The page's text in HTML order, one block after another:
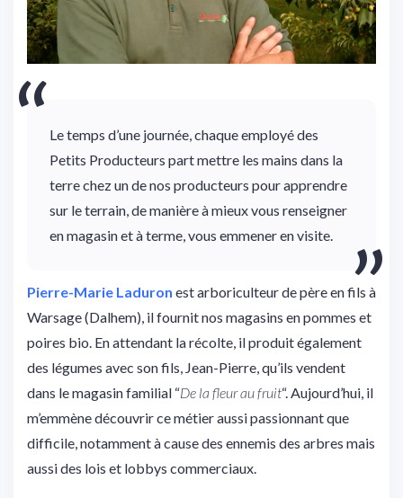
Le temps d’une journée, chaque employé des
Petits Producteurs part mettre les mains dans la
terre chez un de nos producteurs pour apprendre
sur le terrain, de manière à mieux vous renseigner
en magasin et à terme, vous emmener en visite.
Pierre-Marie Laduron est arboriculteur de père en fils à
Warsage (Dalhem), il fournit nos magasins en pommes et
poires bio. En attendant la récolte, il produit également
des légumes avec son fils, Jean-Pierre, qu’ils vendent
dans le magasin familial “De la fleur au fruit“. Aujourd’hui, il
m’emmène découvrir ce métier aussi passionnant que
difficile, notamment à cause des ennemis des arbres mais
aussi des lois et lobbys commerciaux.